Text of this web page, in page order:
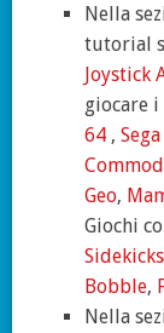
Nella
tutorial
Joystick
giocare i
64 ,
Geo,
Giochi
Sidekicks
Bobble,
Nella